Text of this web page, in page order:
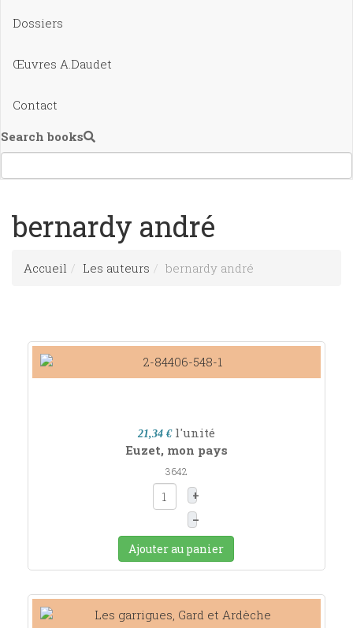
Dossiers
Œuvres A.Daudet
Contact
Search books
bernardy andré
Accueil Les auteurs bernardy andré
21,34 € l'unité
Euzet, mon pays
3642
+
–
Ajouter au panier